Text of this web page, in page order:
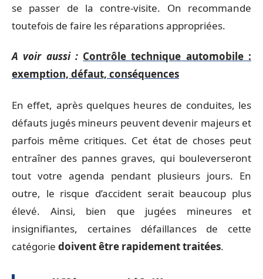
se passer de la contre-visite. On recommande
toutefois de faire les réparations appropriées.
A voir aussi : Contrôle technique automobile :
exemption, défaut, conséquences
En effet, après quelques heures de conduites, les
défauts jugés mineurs peuvent devenir majeurs et
parfois même critiques. Cet état de choses peut
entraîner des pannes graves, qui bouleverseront
tout votre agenda pendant plusieurs jours. En
outre, le risque d’accident serait beaucoup plus
élevé. Ainsi, bien que jugées mineures et
insignifiantes, certaines défaillances de cette
catégorie doivent être rapidement traitées.